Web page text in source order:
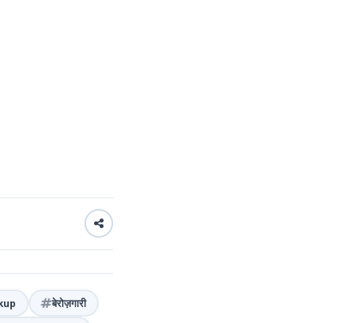
बेरोज़गारी